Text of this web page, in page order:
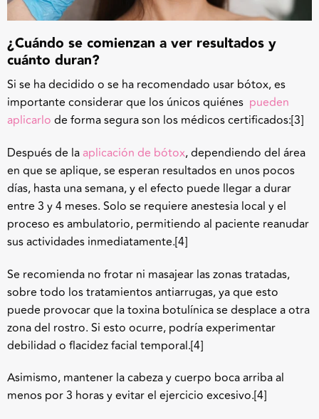
¿Cuándo se comienzan a ver resultados y
cuánto duran?
Si se ha decidido o se ha recomendado usar bótox, es
importante considerar que los únicos quiénes pueden
aplicarlo de forma segura son los médicos certificados:[3]
Después de laaplicación de bótox, dependiendo del área
en que se aplique, se esperan resultados en unos pocos
días, hasta una semana, y el efecto puede llegar a durar
entre 3 y 4 meses. Solo se requiere anestesia local y el
proceso es ambulatorio, permitiendo al paciente reanudar
sus actividades inmediatamente.[4]
Se recomienda no frotar ni masajear las zonas tratadas,
sobre todo los tratamientos antiarrugas, ya que esto
puede provocar que la toxina botulínica se desplace a otra
zona del rostro. Si esto ocurre, podría experimentar
debilidad o flacidez facial temporal.[4]
Asimismo, mantener la cabeza y cuerpo boca arriba al
menos por 3 horas y evitar el ejercicio excesivo.[4]